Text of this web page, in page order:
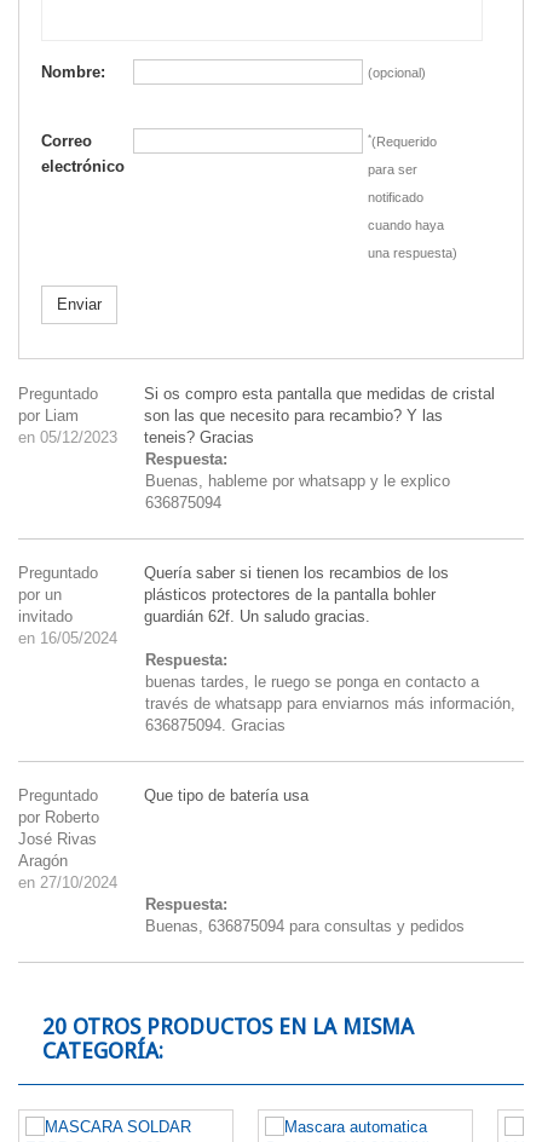
Nombre: (opcional)
Correo
electrónico
*(Requerido
para ser
notificado
cuando haya
una respuesta)
Enviar
Preguntado
por Liam
en 05/12/2023
Si os compro esta pantalla que medidas de cristal
son las que necesito para recambio? Y las
teneis? Gracias
Respuesta:
Buenas, hableme por whatsapp y le explico
636875094
Preguntado
por un
invitado
en 16/05/2024
Quería saber si tienen los recambios de los
plásticos protectores de la pantalla bohler
guardián 62f. Un saludo gracias.
Respuesta:
buenas tardes, le ruego se ponga en contacto a
través de whatsapp para enviarnos más información,
636875094. Gracias
Preguntado
por Roberto
José Rivas
Aragón
en 27/10/2024
Que tipo de batería usa
Respuesta:
Buenas, 636875094 para consultas y pedidos
20 OTROS PRODUCTOS EN LA MISMA
CATEGORÍA: